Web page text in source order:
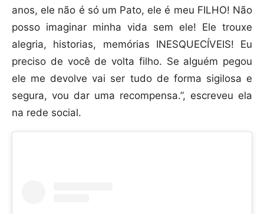
anos, ele não é só um Pato, ele é meu FILHO! Não
posso imaginar minha vida sem ele! Ele trouxe
alegria, historias, memórias INESQUECÍVEIS! Eu
preciso de você de volta filho. Se alguém pegou
ele me devolve vai ser tudo de forma sigilosa e
segura, vou dar uma recompensa.”, escreveu ela
na rede social.